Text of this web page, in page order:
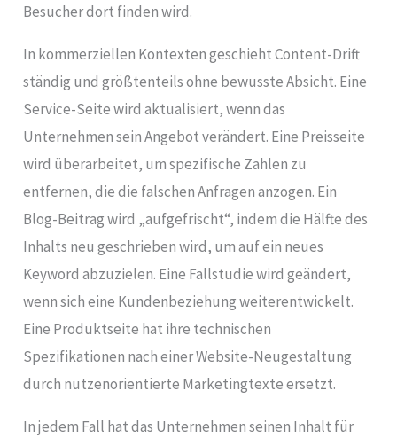
Besucher dort finden wird.
In kommerziellen Kontexten geschieht Content-Drift
ständig und größtenteils ohne bewusste Absicht. Eine
Service-Seite wird aktualisiert, wenn das
Unternehmen sein Angebot verändert. Eine Preisseite
wird überarbeitet, um spezifische Zahlen zu
entfernen, die die falschen Anfragen anzogen. Ein
Blog-Beitrag wird „aufgefrischt“, indem die Hälfte des
Inhalts neu geschrieben wird, um auf ein neues
Keyword abzuzielen. Eine Fallstudie wird geändert,
wenn sich eine Kundenbeziehung weiterentwickelt.
Eine Produktseite hat ihre technischen
Spezifikationen nach einer Website-Neugestaltung
durch nutzenorientierte Marketingtexte ersetzt.
In jedem Fall hat das Unternehmen seinen Inhalt für